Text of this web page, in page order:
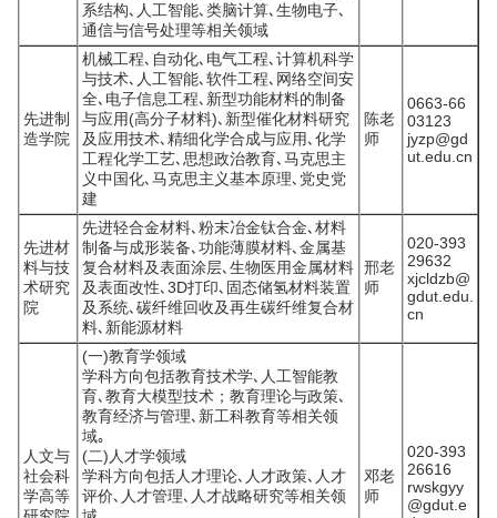
系结构､人工智能､类脑计算､生物电子､
通信与信号处理等相关领域
先进制
造学院
机械工程､自动化､电气工程､计算机科学
与技术､人工智能､软件工程､网络空间安
全､电子信息工程､新型功能材料的制备
与应用(高分子材料)､新型催化材料研究
及应用技术､精细化学合成与应用､化学
工程化学工艺､思想政治教育､马克思主
义中国化､马克思主义基本原理､党史党
建
陈老
师
0663-66
03123
jyzp@gd
ut.edu.cn
先进材
料与技
术研究
院
先进轻合金材料､粉末冶金钛合金､材料
制备与成形装备､功能薄膜材料､金属基
复合材料及表面涂层､生物医用金属材料
及表面改性､3D打印､固态储氢材料装置
及系统､碳纤维回收及再生碳纤维复合材
料､新能源材料
邢老
师
020-393
29632
xjcldzb@
gdut.edu.
cn
人文与
社会科
学高等
(一)教育学领域
学科方向包括教育技术学､人工智能教
育､教育大模型技术；教育理论与政策､
教育经济与管理､新工科教育等相关领
域｡
(二)人才学领域
学科方向包括人才理论､人才政策､人才
评价､人才管理､人才战略研究等相关领
邓老
师
020-393
26616
rwskgyy
@gdut.e